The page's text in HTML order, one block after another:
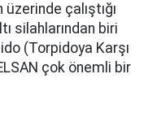
çalıştığı
silahlarından biri
(Torpidoya Karşı
çok önemli bir